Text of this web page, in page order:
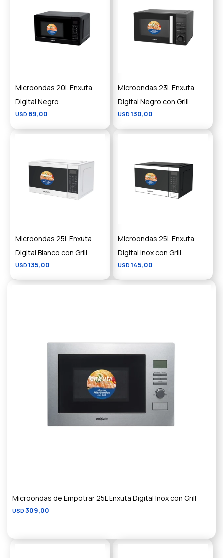
Microondas 20L Enxuta
Digital Negro
USD 89,00
Microondas 23L Enxuta
Digital Negro con Grill
USD 130,00
Microondas 25L Enxuta
Digital Blanco con Grill
USD 135,00
Microondas 25L Enxuta
Digital Inox con Grill
USD 145,00
Microondas de Empotrar 25L Enxuta Digital Inox con Grill
USD 309,00